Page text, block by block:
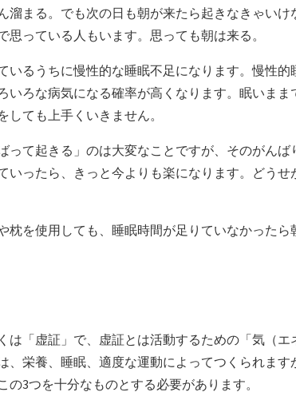
溜まる。でも次の日も朝が来たら起きなきゃいけ
思っている人もいます。思っても朝は来る。
いるうちに慢性的な睡眠不足になります。慢性的
いろな病気になる確率が高くなります。眠いまま
しても上手くいきません。
って起きる」のは大変なことですが、そのがんば
いったら、きっと今よりも楽になります。どうせ
枕を使用しても、睡眠時間が足りていなかったら
は「虚証」で、虚証とは活動するための「気（エ
、栄養、睡眠、適度な運動によってつくられます
の3つを十分なものとする必要があります。